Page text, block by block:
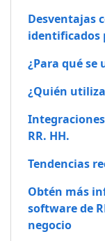
Desventajas
identificados
¿Para qué se
¿Quién
RR. HH.
Tendencias
Obtén más
software de
negocio